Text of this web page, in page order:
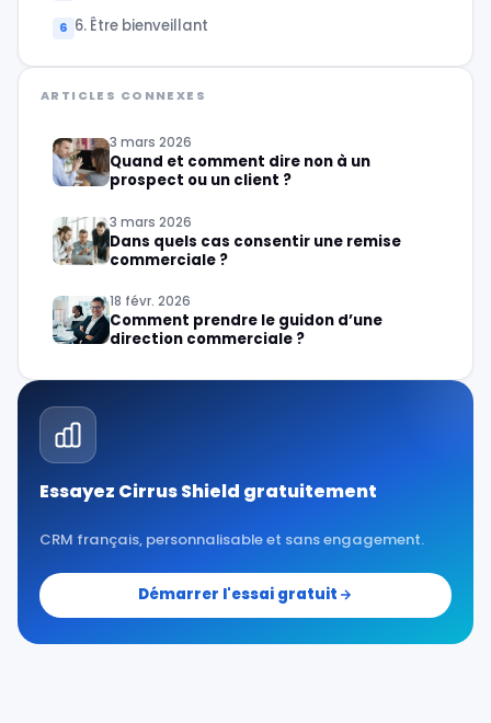
6. Être bienveillant
ARTICLES CONNEXES
3 mars 2026
Quand et comment dire non à un
prospect ou un client ?
3 mars 2026
Dans quels cas consentir une remise
commerciale ?
18 févr. 2026
Comment prendre le guidon d’une
direction commerciale ?
Essayez Cirrus Shield gratuitement
CRM français, personnalisable et sans engagement.
Démarrer l'essai gratuit